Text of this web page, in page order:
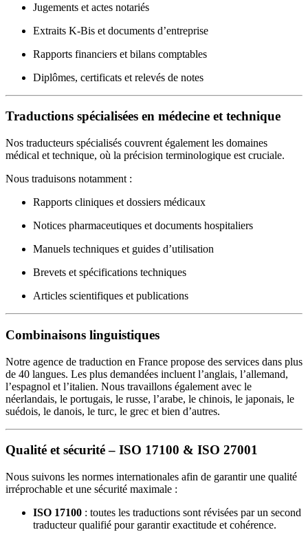
Jugements et actes notariés
Extraits K-Bis et documents d’entreprise
Rapports financiers et bilans comptables
Diplômes, certificats et relevés de notes
Traductions spécialisées en médecine et technique
Nos traducteurs spécialisés couvrent également les domaines
médical et technique, où la précision terminologique est cruciale.
Nous traduisons notamment :
Rapports cliniques et dossiers médicaux
Notices pharmaceutiques et documents hospitaliers
Manuels techniques et guides d’utilisation
Brevets et spécifications techniques
Articles scientifiques et publications
Combinaisons linguistiques
Notre agence de traduction en France propose des services dans plus
de 40 langues. Les plus demandées incluent l’anglais, l’allemand,
l’espagnol et l’italien. Nous travaillons également avec le
néerlandais, le portugais, le russe, l’arabe, le chinois, le japonais, le
suédois, le danois, le turc, le grec et bien d’autres.
Qualité et sécurité – ISO 17100 & ISO 27001
Nous suivons les normes internationales afin de garantir une qualité
irréprochable et une sécurité maximale :
ISO 17100 : toutes les traductions sont révisées par un second
traducteur qualifié pour garantir exactitude et cohérence.